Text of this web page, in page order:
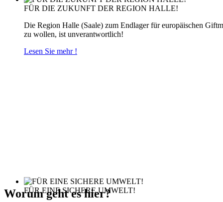
FÜR DIE ZUKUNFT DER REGION HALLE!
Die Region Halle (Saale) zum Endlager für europäischen
zu wollen, ist unverantwortlich!
Lesen Sie mehr !
FÜR EINE SICHERE UMWELT!
Worum geht es hier?